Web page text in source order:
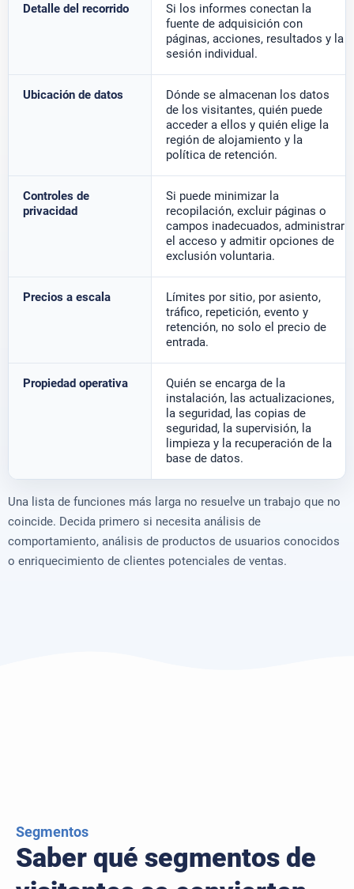
Detalle del recorrido
Si los informes conectan la
fuente de adquisición con
páginas, acciones, resultados y la
sesión individual.
Ubicación de datos
Dónde se almacenan los datos
de los visitantes, quién puede
acceder a ellos y quién elige la
región de alojamiento y la
política de retención.
Controles de
privacidad
Si puede minimizar la
recopilación, excluir páginas o
campos inadecuados, administrar
el acceso y admitir opciones de
exclusión voluntaria.
Precios a escala
Límites por sitio, por asiento,
tráfico, repetición, evento y
retención, no solo el precio de
entrada.
Propiedad operativa
Quién se encarga de la
instalación, las actualizaciones,
la seguridad, las copias de
seguridad, la supervisión, la
limpieza y la recuperación de la
base de datos.
Una lista de funciones más larga no resuelve un trabajo que no
coincide. Decida primero si necesita análisis de
comportamiento, análisis de productos de usuarios conocidos
o enriquecimiento de clientes potenciales de ventas.
Segmentos
Saber qué segmentos de